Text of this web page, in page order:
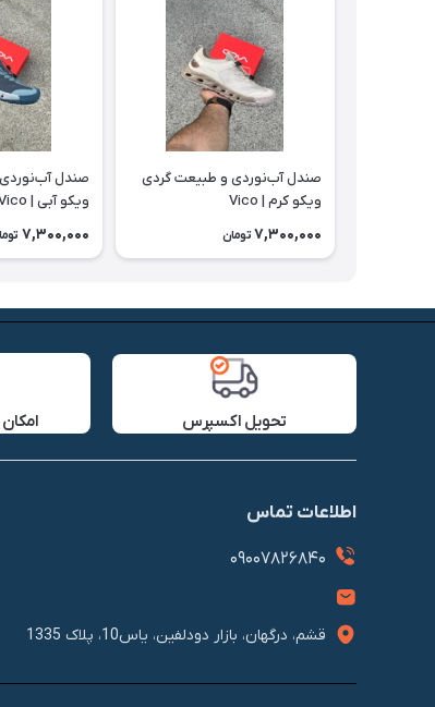
صندل آب‌نوردی و طبیعت گردی
ویکو کرم | Vico
7,300,000 تومان
صندل
ویکو آبی | Vico
7,300,000
تحویل اکسپرس
اطلاعات تماس
09007826840
قشم، درگهان، بازار دودلفین، یاس10، پلاک 1335